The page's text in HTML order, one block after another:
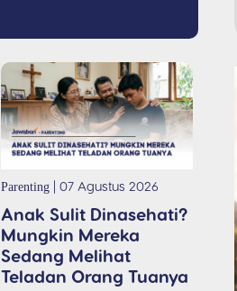
Parenting | 07 Agustus 2026
Anak Sulit Dinasehati?
Mungkin Mereka
Sedang Melihat
Teladan Orang Tuanya